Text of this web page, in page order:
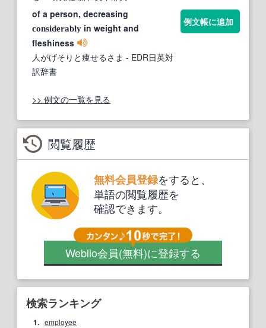
of a person, decreasing
considerably in weight and
fleshiness
人がげそりと痩せるさま - EDR日英対
訳辞書
例文帳に追加
>> 例文の一覧を見る
閲覧履歴
無料会員登録をすると、
単語の閲覧履歴を
確認できます。
Weblio会員(無料)に登録する
検索ランキング
1. employee